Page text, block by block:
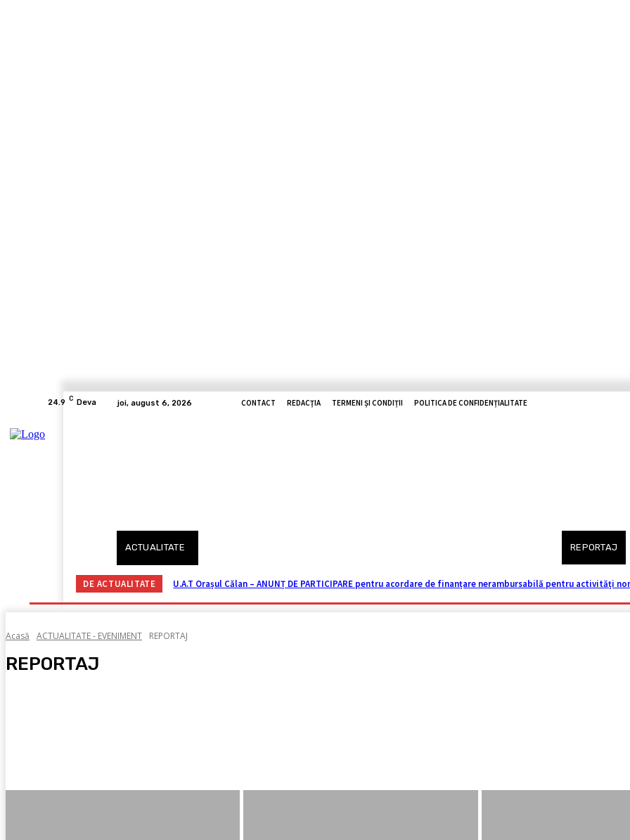
24.9 C Deva joi, august 6, 2026 CONTACT REDACŢIA TERMENI ȘI CONDIȚII POLITICA DE CONFIDENȚIALITATE
ACTUALITATE REPORTAJ
DE ACTUALITATE U.A.T Orașul Călan – ANUNȚ DE PARTICIPARE pentru acordare de finanțare nerambursabilă pentru activități
Acasă ACTUALITATE - EVENIMENT REPORTAJ
REPORTAJ